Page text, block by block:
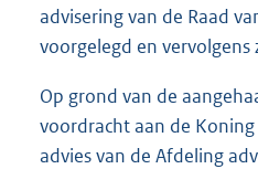
advisering van de Raad
voorgelegd en
Op grond van de
voordracht aan de
advies van de Afdeling